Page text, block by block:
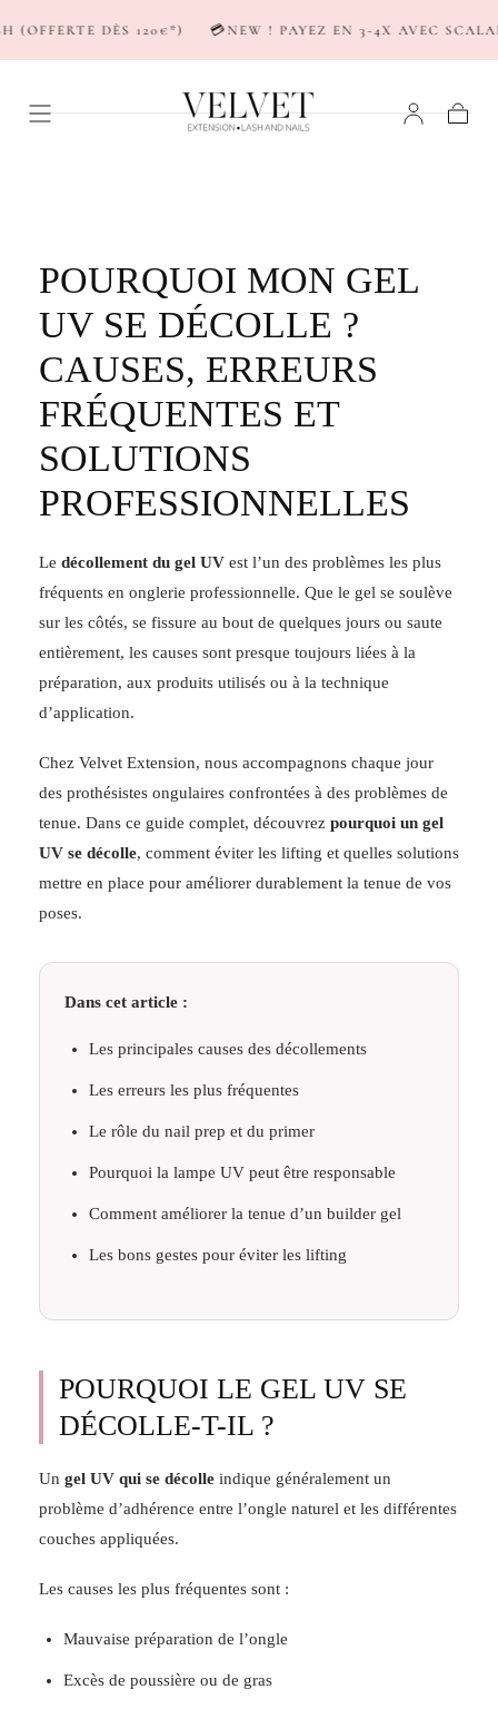
PASSER AU
DÈS 120€*) 💳NEW ! PAYEZ EN 3-4X AVEC SCALAPAY
POURQUOI MON GEL
UV SE DÉCOLLE ?
CAUSES, ERREURS
FRÉQUENTES ET
SOLUTIONS
PROFESSIONNELLES
Le décollement du gel UV est l’un des problèmes les plus
fréquents en onglerie professionnelle. Que le gel se soulève
sur les côtés, se fissure au bout de quelques jours ou saute
entièrement, les causes sont presque toujours liées à la
préparation, aux produits utilisés ou à la technique
d’application.
Chez Velvet Extension, nous accompagnons chaque jour
des prothésistes ongulaires confrontées à des problèmes de
tenue. Dans ce guide complet, découvrez pourquoi un gel
UV se décolle, comment éviter les lifting et quelles solutions
mettre en place pour améliorer durablement la tenue de vos
poses.
Dans cet article :
Les principales causes des décollements
Les erreurs les plus fréquentes
Le rôle du nail prep et du primer
Pourquoi la lampe UV peut être responsable
Comment améliorer la tenue d’un builder gel
Les bons gestes pour éviter les lifting
POURQUOI LE GEL UV SE
DÉCOLLE-T-IL ?
Un gel UV qui se décolle indique généralement un
problème d’adhérence entre l’ongle naturel et les différentes
couches appliquées.
Les causes les plus fréquentes sont :
Mauvaise préparation de l’ongle
Excès de poussière ou de gras